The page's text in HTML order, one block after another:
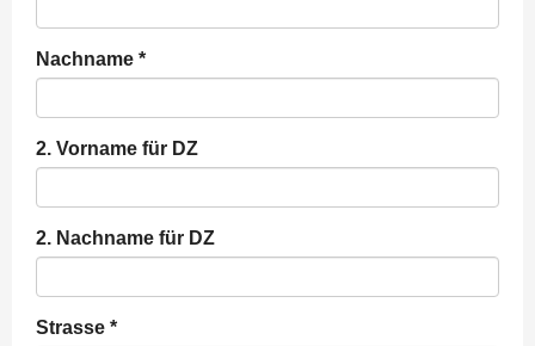
Nachname *
2. Vorname für DZ
2. Nachname für DZ
Strasse *